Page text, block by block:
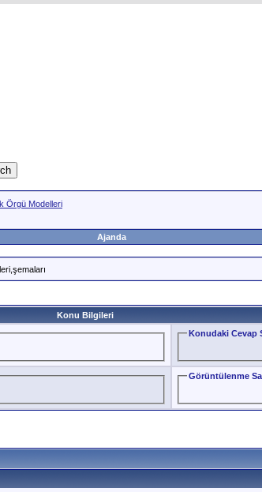
Örgü Modelleri
Ajanda
Konu Bilgileri
Konudaki Cevap
Görüntülenme